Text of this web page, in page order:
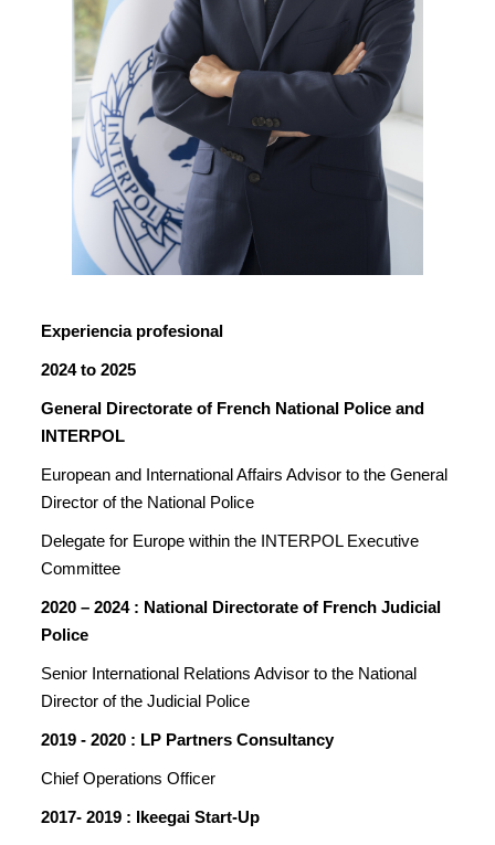
Experiencia profesional
2024 to 2025
General Directorate of French National Police and
INTERPOL
European and International Affairs Advisor to the General
Director of the National Police
Delegate for Europe within the INTERPOL Executive
Committee
2020 – 2024 : National Directorate of French Judicial
Police
Senior International Relations Advisor to the National
Director of the Judicial Police
2019 - 2020 : LP Partners Consultancy
Chief Operations Officer
2017- 2019 : Ikeegai Start-Up